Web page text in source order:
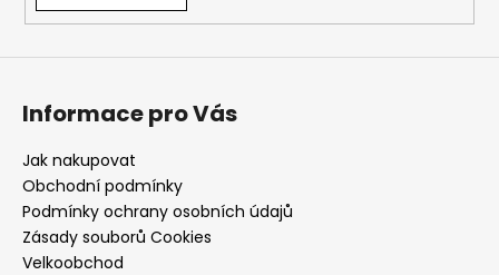
Informace pro Vás
Jak nakupovat
Obchodní podmínky
Podmínky ochrany osobních údajů
Zásady souborů Cookies
Velkoobchod